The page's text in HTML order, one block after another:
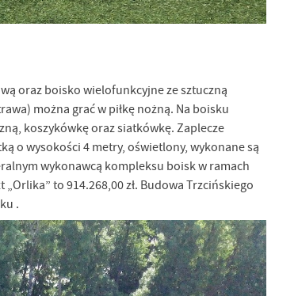
oraz boisko wielofunkcyjne ze sztuczną
można grać w piłkę nożną. Na boisku
koszykówkę oraz siatkówkę. Zaplecze
o wysokości 4 metry, oświetlony, wykonane są
wykonawcą kompleksu boisk w ramach
to 914.268,00 zł. Budowa Trzcińskiego
.